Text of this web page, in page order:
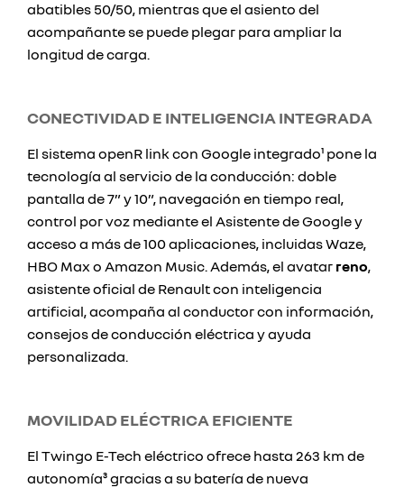
abatibles 50/50, mientras que el asiento del
acompañante se puede plegar para ampliar la
longitud de carga.
CONECTIVIDAD E INTELIGENCIA INTEGRADA
El sistema openR link con Google integrado¹ pone la
tecnología al servicio de la conducción: doble
pantalla de 7” y 10”, navegación en tiempo real,
control por voz mediante el Asistente de Google y
acceso a más de 100 aplicaciones, incluidas Waze,
HBO Max o Amazon Music. Además, el avatar reno,
asistente oficial de Renault con inteligencia
artificial, acompaña al conductor con información,
consejos de conducción eléctrica y ayuda
personalizada.
MOVILIDAD ELÉCTRICA EFICIENTE
El Twingo E-Tech eléctrico ofrece hasta 263 km de
autonomía³ gracias a su batería de nueva